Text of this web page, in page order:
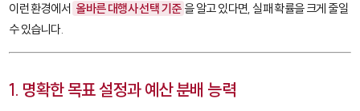
이런 환경에서 올바른 대행사 선택 기준 을 알고 있다면, 실패 확률을 크게 줄일
수 있습니다.
1. 명확한 목표 설정과 예산 분배 능력